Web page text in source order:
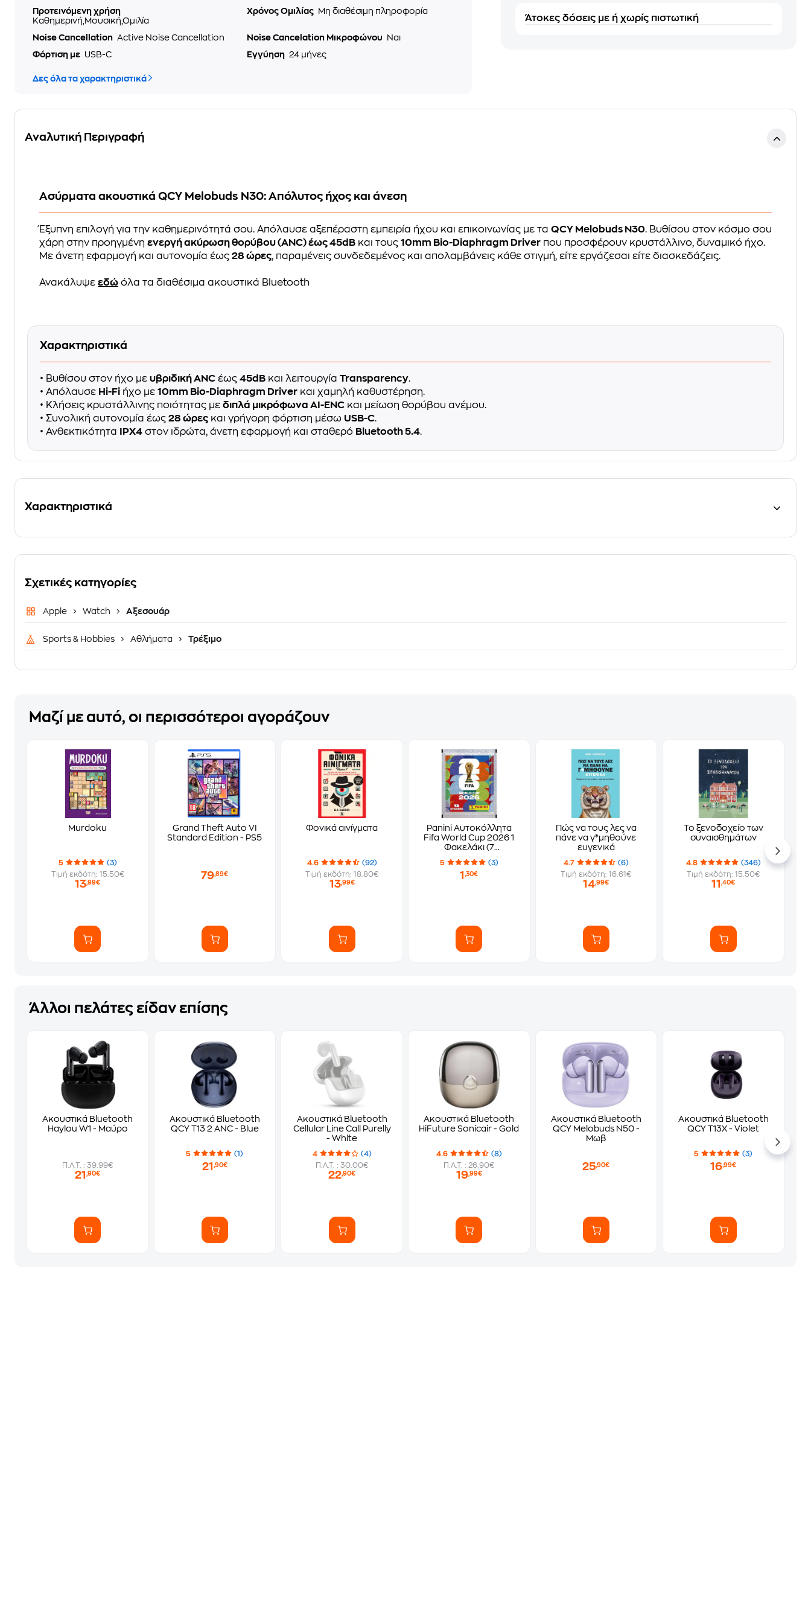
Προτεινόμενη χρήση
Καθημερινή,Μουσική,Ομιλία
Χρόνος Ομιλίας Μη διαθέσιμη πληροφορία
Noise Cancellation Active Noise Cancellation Noise Cancelation Μικροφώνου
Ναι
Φόρτιση με USB-C Εγγύηση 24 μήνες
Δες όλα τα χαρακτηριστικά
Άτοκες δόσεις με ή χωρίς πιστωτική
Αναλυτική Περιγραφή
Ασύρματα ακουστικά QCY Melobuds N30: Απόλυτος ήχος και άνεση
Έξυπνη επιλογή για την καθημερινότητά σου. Απόλαυσε αξεπέραστη εμπειρία ήχου και επικοινωνίας με τα QCY Melobuds N30. Βυθίσου στον κόσμο σου
χάρη στην προηγμένη ενεργή ακύρωση θορύβου (ANC) έως 45dB και τους 10mm Bio-Diaphragm Driver που προσφέρουν κρυστάλλινο, δυναμικό ήχο.
Με άνετη εφαρμογή και αυτονομία έως 28 ώρες, παραμένεις συνδεδεμένος και απολαμβάνεις κάθε στιγμή, είτε εργάζεσαι είτε διασκεδάζεις.
Ανακάλυψε εδώ όλα τα διαθέσιμα ακουστικά Bluetooth
Χαρακτηριστικά
• Βυθίσου στον ήχο με υβριδική ANC έως 45dB και λειτουργία Transparency.
• Απόλαυσε Hi-Fi ήχο με 10mm Bio-Diaphragm Driver και χαμηλή καθυστέρηση.
• Κλήσεις κρυστάλλινης ποιότητας με διπλά μικρόφωνα AI-ENC και μείωση θορύβου ανέμου.
• Συνολική αυτονομία έως 28 ώρες και γρήγορη φόρτιση μέσω USB-C.
• Ανθεκτικότητα
IPX4 στον ιδρώτα, άνετη εφαρμογή και σταθερό Bluetooth 5.4.
Χαρακτηριστικά
Σχετικές κατηγορίες
Apple Watch Αξεσουάρ
Sports & Hobbies Αθλήματα Τρέξιμο
Μαζί με αυτό, οι περισσότεροι αγοράζουν
Murdoku
5
(3)
Τιμή εκδότη: 15.50€
13,99€
Grand Theft Auto VI
Standard Edition - PS5
79,89€
Φονικά αινίγματα
4.6
(92)
Τιμή εκδότη: 18.80€
13,99€
Panini Αυτοκόλλητα
Fifa World Cup 2026 1
Φακελάκι (7
Αυτοκόλλητα)
5 (3)
1,30€
Πώς να τους λες να
πάνε να γ*μηθούνε
ευγενικά
4.7
(6)
Τιμή εκδότη: 16.61€
14,99€
Το ξενοδοχείο των
συναισθημάτων
4.8
(346)
Τιμή εκδότη: 15.50€
11,40€
Άλλοι πελάτες είδαν επίσης
Ακουστικά Bluetooth
Haylou W1 - Μαύρο
Π.Λ.Τ. : 39.99€
21,90€
Ακουστικά Bluetooth
QCY T13 2 ANC - Blue
5 (1)
21 ,90€
Ακουστικά Bluetooth
Cellular Line Call Purelly
- White
4
(4)
Π.Λ.Τ. : 30.00€
22,90€
Ακουστικά Bluetooth
HiFuture Sonicair - Gold
4.6
(8)
Π.Λ.Τ. : 26.90€
19,99€
Ακουστικά Bluetooth
QCY Melobuds N50 -
Μωβ
25,90€
Ακουστικά Bluetooth
QCY T13X - Violet
5 (3)
16,99€